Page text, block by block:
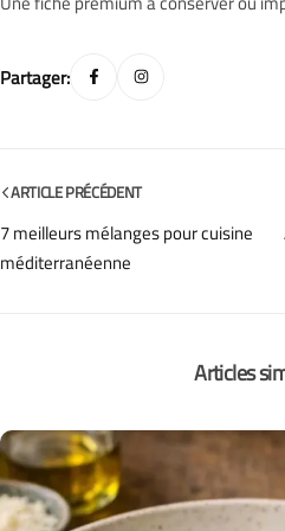
Partager:
ARTICLE PRÉCÉDENT
7 meilleurs mélanges pour cuisine
méditerranéenne
Articles